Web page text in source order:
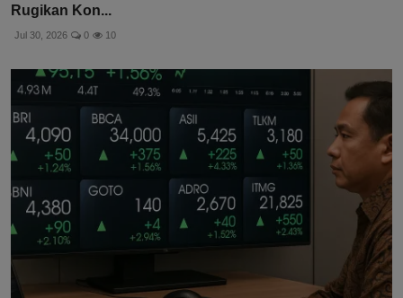
Rugikan Kon...
Jul 30, 2026 0 10